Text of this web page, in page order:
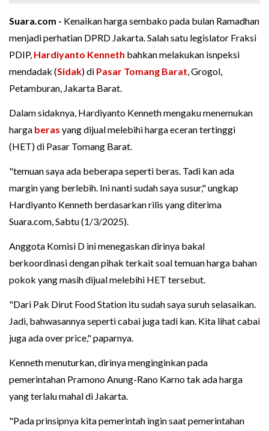
Suara.com - Kenaikan harga sembako pada bulan Ramadhan
menjadi perhatian DPRD Jakarta. Salah satu legislator Fraksi
PDIP, Hardiyanto Kenneth bahkan melakukan isnpeksi
mendadak (Sidak) di Pasar Tomang Barat, Grogol,
Petamburan, Jakarta Barat.
Dalam sidaknya, Hardiyanto Kenneth mengaku menemukan
harga beras yang dijual melebihi harga eceran tertinggi
(HET) di Pasar Tomang Barat.
"temuan saya ada beberapa seperti beras. Tadi kan ada
margin yang berlebih. Ini nanti sudah saya susur," ungkap
Hardiyanto Kenneth berdasarkan rilis yang diterima
Suara.com, Sabtu (1/3/2025).
Anggota Komisi D ini menegaskan dirinya bakal
berkoordinasi dengan pihak terkait soal temuan harga bahan
pokok yang masih dijual melebihi HET tersebut.
"Dari Pak Dirut Food Station itu sudah saya suruh selasaikan.
Jadi, bahwasannya seperti cabai juga tadi kan. Kita lihat cabai
juga ada over price," paparnya.
Kenneth menuturkan, dirinya menginginkan pada
pemerintahan Pramono Anung-Rano Karno tak ada harga
yang terlalu mahal di Jakarta.
"Pada prinsipnya kita pemerintah ingin saat pemerintahan